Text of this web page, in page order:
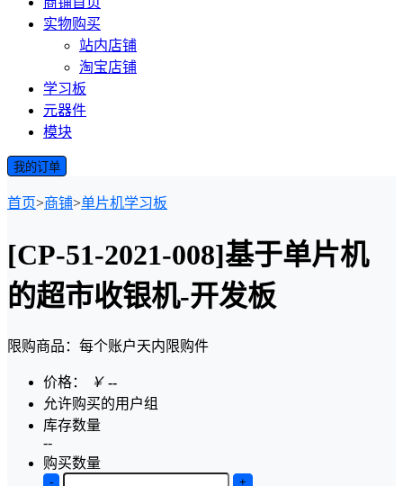
实物购买
站内店铺
淘宝店铺
学习板
元器件
模块
我的订单
首页>商铺>单片机学习板
[CP-51-2021-008]基于单片机
的超市收银机-开发板
限购商品：每个账户天内 限购件
价格： ￥ --
允许购买的用户组
库存数量
--
购买数量
- +